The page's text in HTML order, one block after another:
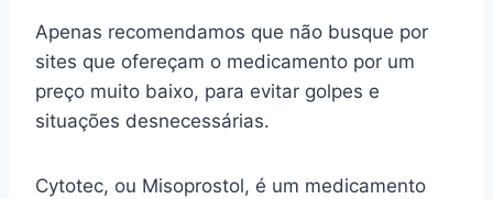
Apenas recomendamos que não busque por
sites que ofereçam o medicamento por um
preço muito baixo, para evitar golpes e
situações desnecessárias.
Cytotec, ou Misoprostol, é um medicamento